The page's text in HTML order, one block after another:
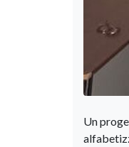
Un